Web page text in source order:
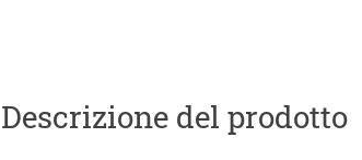
Descrizione del prodotto